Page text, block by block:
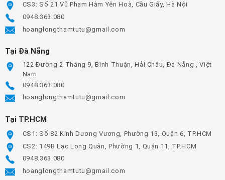
CS3: Số 21 Vũ Phạm Hàm Yên Hoà, Cầu Giấy, Hà Nội
0948.363.080
hoanglongthamtutu@gmail.com
Tại Đà Nẵng
122 Đường 2 Tháng 9, Bình Thuận, Hải Châu, Đà Nẵng , Việt
Nam
0948.363.080
hoanglongthamtutu@gmail.com
Tại TP.HCM
CS1: Số 82 Kinh Dương Vương, Phường 13, Quận 6, TP.HCM
CS2: 149B Lạc Long Quân, Phường 1, Quận 11, TP.HCM
0948.363.080
hoanglongthamtutu@gmail.com